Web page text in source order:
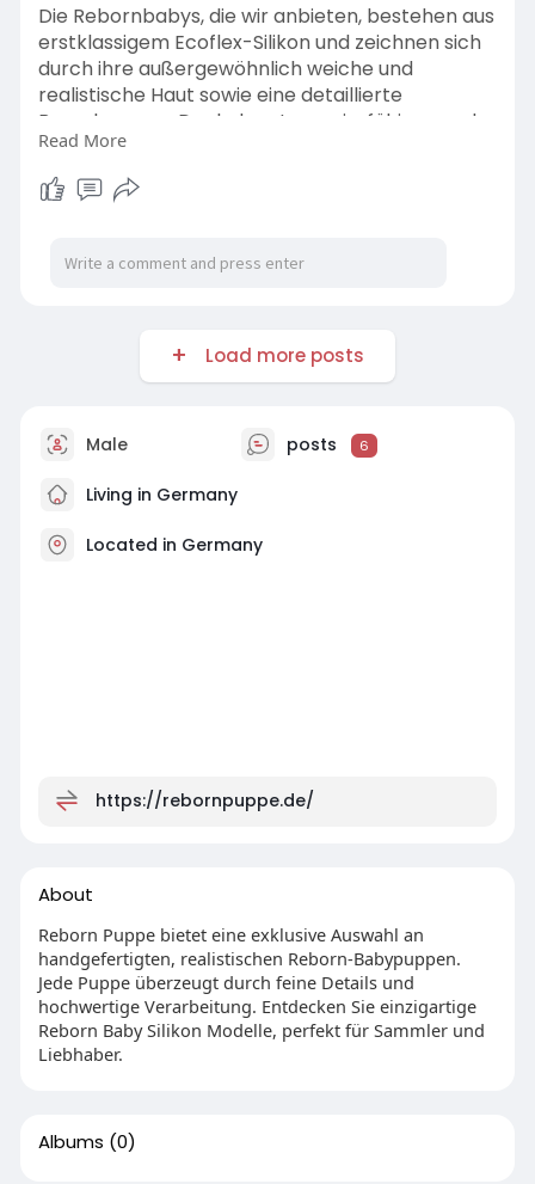
Die Rebornbabys, die wir anbieten, bestehen aus
erstklassigem Ecoflex-Silikon und zeichnen sich
durch ihre außergewöhnlich weiche und
realistische Haut sowie eine detaillierte
Bemalung aus. Dank des strapazierfähigen und
unbedenklichen Silikons können realistische
Modelle hergestellt werden, die auch ins Wasser
dürfen. Zusätzlich zu Puppen aus 100 % Silikon
Silikon und Vinyl an.
Read More
Load more posts
Male posts 6
Living in Germany
Located in Germany
https://rebornpuppe.de/
About
Reborn Puppe bietet eine exklusive Auswahl an
handgefertigten, realistischen Reborn-Babypuppen.
Jede Puppe überzeugt durch feine Details und
hochwertige Verarbeitung. Entdecken Sie einzigartige
Reborn Baby Silikon Modelle, perfekt für Sammler und
Liebhaber.
Albums (0)